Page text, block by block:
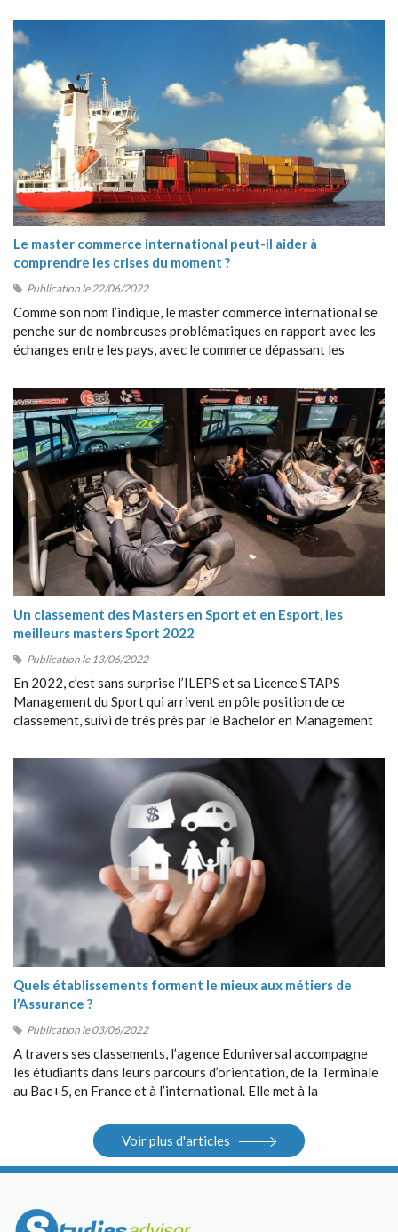
Le master commerce international peut-il aider à
comprendre les crises du moment ?
Publication le 22/06/2022
Comme son nom l’indique, le master commerce international se
penche sur de nombreuses problématiques en rapport avec les
échanges entre les pays, avec le commerce dépassant les
Un classement des Masters en Sport et en Esport, les
meilleurs masters Sport 2022
Publication le 13/06/2022
En 2022, c’est sans surprise l’ILEPS et sa Licence STAPS
Management du Sport qui arrivent en pôle position de ce
classement, suivi de très près par le Bachelor en Management
Quels établissements forment le mieux aux métiers de
l’Assurance ?
Publication le 03/06/2022
A travers ses classements, l’agence Eduniversal accompagne
les étudiants dans leurs parcours d’orientation, de la Terminale
au Bac+5, en France et à l’international. Elle met à la
Internet, salons.
Voir plus d'articles